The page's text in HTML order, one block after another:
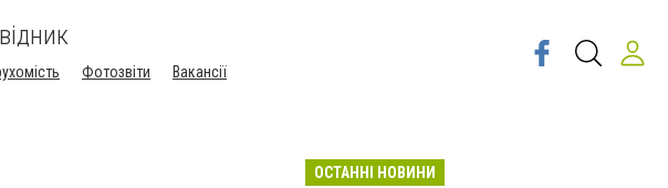
Фотозвіти Вакансії
ОСТАННІ НОВИНИ